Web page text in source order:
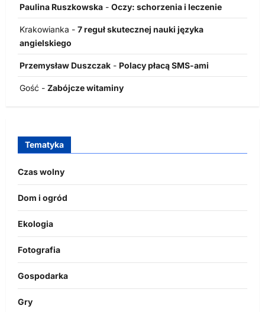
Paulina Ruszkowska - Oczy: schorzenia i leczenie
Krakowianka - 7 reguł skutecznej nauki języka
angielskiego
Przemysław Duszczak - Polacy płacą SMS-ami
Gość - Zabójcze witaminy
Tematyka
Czas wolny
Dom i ogród
Ekologia
Fotografia
Gospodarka
Gry